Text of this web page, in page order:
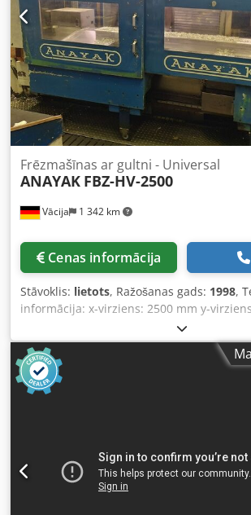
stundas Vārpstas darbības laiks: 23.291 h
darbības laiks: 27.807 h Vadības
83.301 h Iekārtas ieslēgšanas stundas:
Vācija 1 342 km
Frēzmašīnas ar gultni - Universal
ANAYAK FBZ-HV-2500
Cenas informācija
Stāvoklis: lietots, Ražošanas gads: 1998,
informācija: x-virziens: 2500 mm y-
virziens: 1000 mm Galda izmēri I: 1615 x
izmēri II: 800 x 800 mm Vārpstas uzmava
I Nde Apaock Frēzes vārpstas
3000 apgr./min Padeves ātrums: 1 - 3000
Ātrgaitas ātrums: 10 m/min Kopējās
vertikāla – starpkustības leņķi manuāli
izpildīts kā B ass (rotējošs galds)
sistēma un skaidas transportētājs